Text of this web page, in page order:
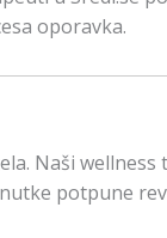
oporavka.
Naši
potpune